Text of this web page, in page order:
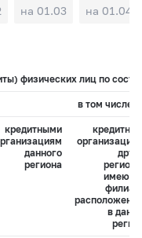
на 01.03 на 01.04
физических лиц по
в том числе:
кредитными
данного
региона
в